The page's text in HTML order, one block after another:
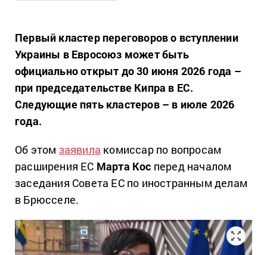
Первый кластер переговоров о вступлении
Украины в Евросоюз может быть
официально открыт до 30 июня 2026 года –
при председательстве Кипра в ЕС.
Следующие пять кластеров – в июле 2026
года.
Об этом заявила комиссар по вопросам
расширения ЕС Марта Кос перед началом
заседания Совета ЕС по иностранным делам
в Брюсселе.